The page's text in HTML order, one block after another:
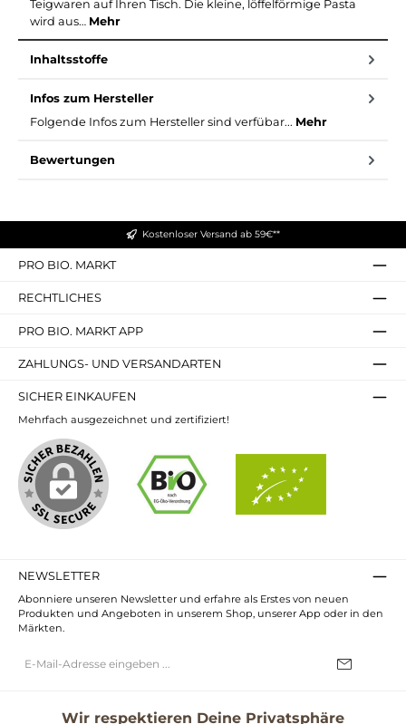
Teigwaren auf Ihren Tisch. Die kleine, löffelförmige Pasta
wird aus… Mehr
Inhaltsstoffe
Infos zum Hersteller
Folgende Infos zum Hersteller sind verfübar... Mehr
Bewertungen
Kostenloser Versand ab 59€**
PRO BIO. MARKT
RECHTLICHES
PRO BIO. MARKT APP
ZAHLUNGS- UND VERSANDARTEN
SICHER EINKAUFEN
Mehrfach ausgezeichnet und zertifiziert!
NEWSLETTER
Abonniere unseren Newsletter und erfahre als Erstes von neuen
Produkten und Angeboten in unserem Shop, unserer App oder in den
Märkten.
Mail-
Wir respektieren Deine Privatsphäre